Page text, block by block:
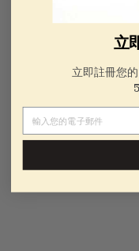
金燕窩禮品卡
$25 起$
立
立即註冊您
電子郵件